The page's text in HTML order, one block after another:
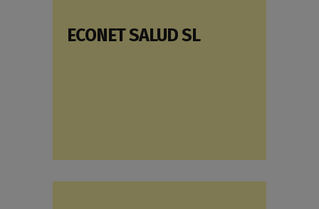
ECONET SALUD SL